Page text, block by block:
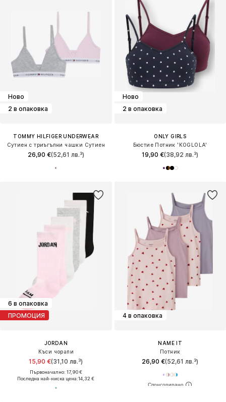
Ново
2 в опаковка
TOMMY HILFIGER UNDERWEAR
Сутиен с триъгълни чашки Сутиен
26,90 €(52,61 лв.³)
Ново
2 в опаковка
ONLY GIRLS
Бюстие Потник 'KOGLOLA'
19,90 €(38,92 лв.³)
6 в опаковка
ПРОМОЦИЯ
JORDAN
Къси чорапи
15,90 €(31,10 лв.³)
Първоначално: 17,90 €
Последна най-ниска цена:14,32 €
4 в опаковка
NAME IT
Потник
26,90 €(52,61 лв.³)